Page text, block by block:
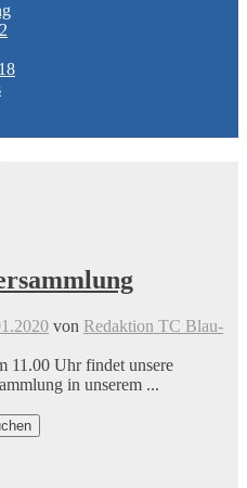
von Redaktion TC Blau-
11.00 Uhr findet unsere
in unserem ...